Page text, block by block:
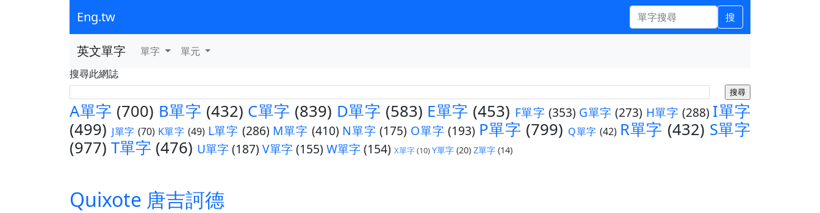
Eng.tw 搜
英文單字 單字
單元
搜尋此網誌
A單字 (700) B單字 (432) C單字 (839) D單字 (583) E單字 (453) F單字 (353) G單字 (273) H單字 (288) I單字
(499) J單字 (70) K單字 (49) L單字 (286) M單字 (410) N單字 (175) O單字 (193) P單字 (799) Q單字 (42) R單字 (432) S單字
(977) T單字 (476) U單字(187) V單字(155) W單字(154) X單字(10)Y單字 (20) Z單字 (14)
Quixote 唐吉訶德